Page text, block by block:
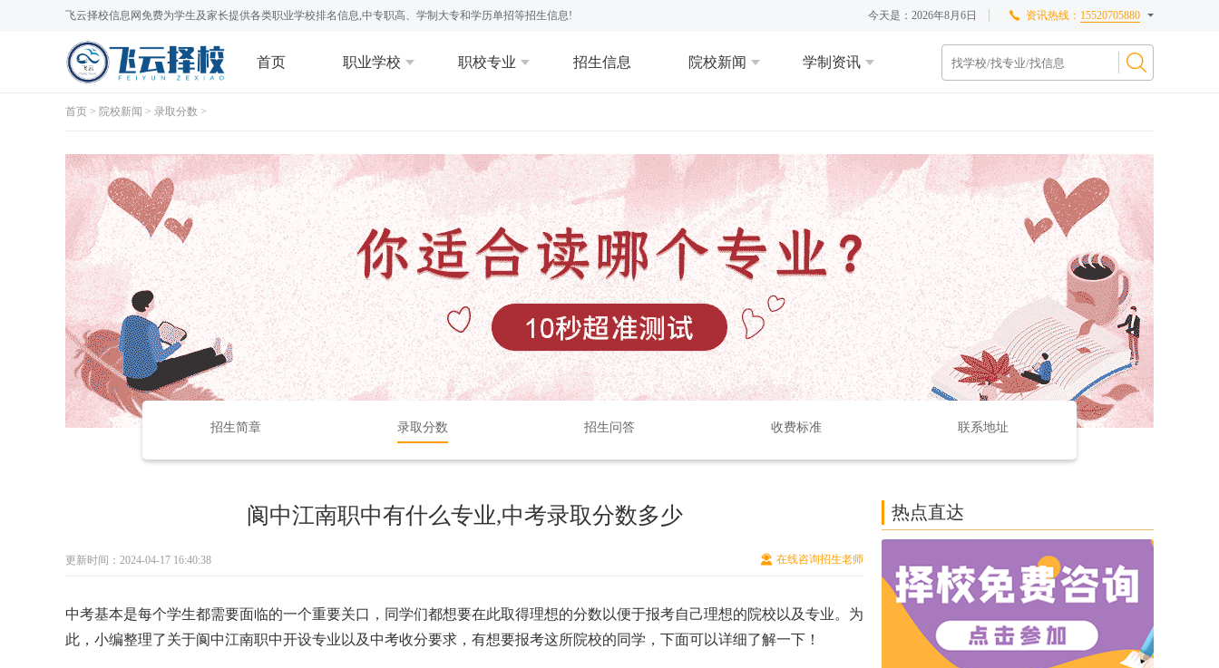
飞云择校信息网免费为学生及家长提供各类职业学校排名信息,中专职高、学制大专和学历单招等招生信息! 今天是： 2026年8月6日 资讯热线： 15520705880
首页 职业学校 职校专业 招生信息 院校新闻 学制资讯
首页 > 院校新闻 > 录取分数 >
招生简章 录取分数 招生问答 收费标准 联系地址
热点直达
阆中江南职中有什么专业,中考录取分数多少
更新时间：2024-04-17 16:40:38 在线咨询招生老师
中考基本是每个学生都需要面临的一个重要关口，同学们都想要在此取得理想的分数以便于报考自己理想的院校以及专业。为
此，小编整理了关于阆中江南职中开设专业以及中考收分要求，有想要报考这所院校的同学，下面可以详细了解一下！